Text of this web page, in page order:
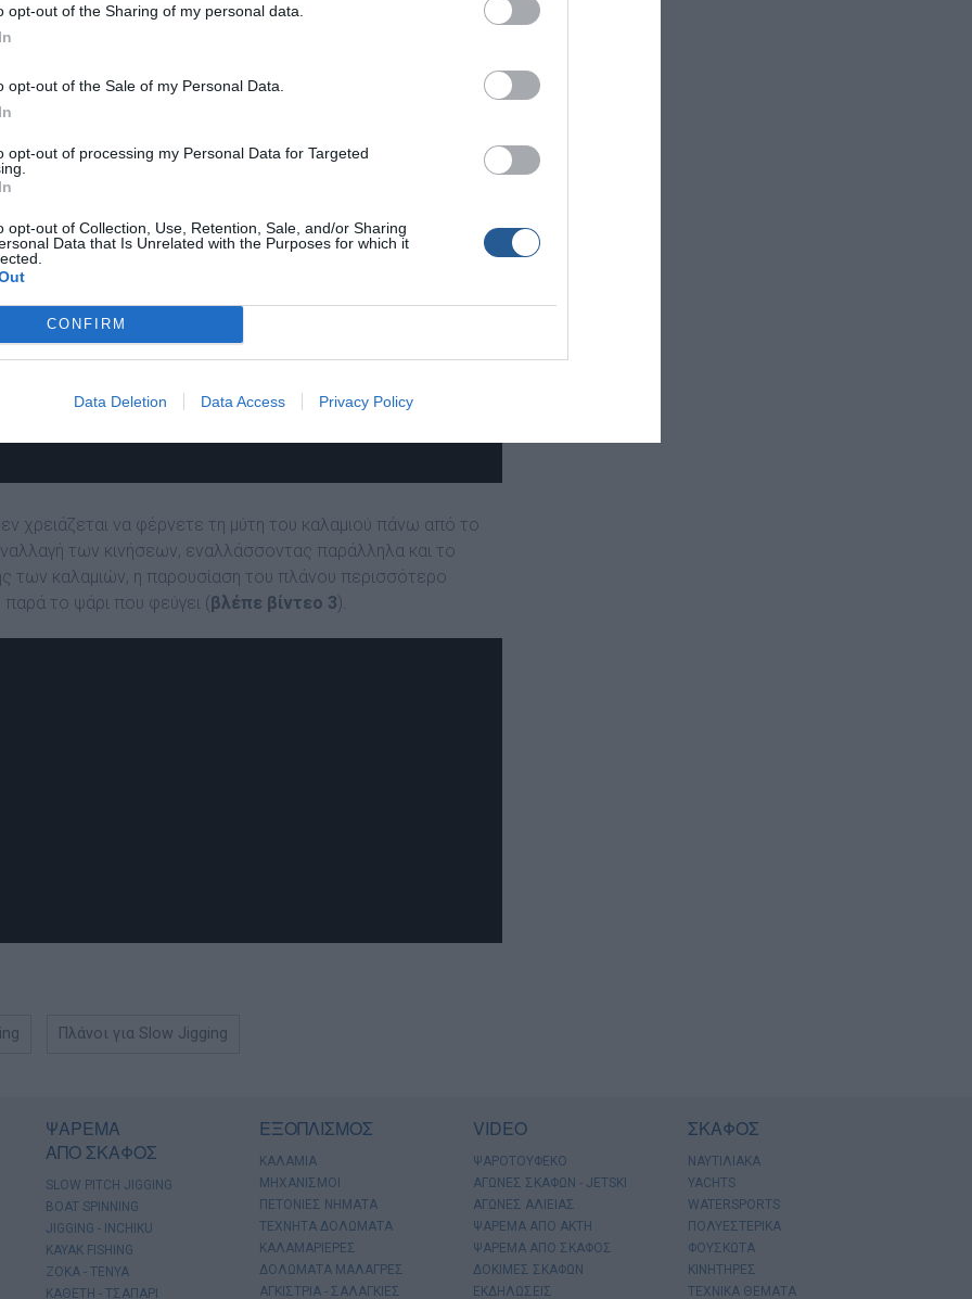
opt-out of the Sharing of my personal data.
opt-out of the Sale of my Personal Data.
opt-out of processing my Personal Data for Targeted
opt-out of Collection, Use, Retention, Sale, and/or Sharing
Data that Is Unrelated with the Purposes for which it
CONFIRM
Data Deletion Data Access Privacy Policy
μύτη του καλαμιού μου, ο οποίος έλεγχος δεν πρέπει να
συγχρονισμό των κινήσεων), πραγματοποιώ κινήσεις και
κατά το δοκούν. Αυτό γίνεται μέχρι ο πλάνος να σηκωθεί για
χρειάζεται να φέρνετε τη μύτη του καλαμιού πάνω από το
των κινήσεων, εναλλάσσοντας παράλληλα και το
των καλαμιών, η παρουσίαση του πλάνου περισσότερο
παρά το ψάρι που φεύγει (βλέπε βίντεο 3).
Πλάνοι για Slow Jigging
ΨΑΡΕΜΑ
ΑΠΟ ΣΚΑΦΟΣ
SLOW PITCH JIGGING
BOAT SPINNING
JIGGING - INCHIKU
KAYAK FISHING
ΖΟΚΑ - ΤΕΝΥΑ
ΚΑΘΕΤΗ - ΤΣΑΠΑΡΙ
ΕΞΟΠΛΙΣΜΟΣ
ΚΑΛΑΜΙΑ
ΜΗΧΑΝΙΣΜΟΙ
ΠΕΤΟΝΙΕΣ ΝΗΜΑΤΑ
ΤΕΧΝΗΤΑ ΔΟΛΩΜΑΤΑ
ΚΑΛΑΜΑΡΙΕΡΕΣ
ΔΟΛΩΜΑΤΑ ΜΑΛΑΓΡΕΣ
ΑΓΚΙΣΤΡΙΑ - ΣΑΛΑΓΚΙΕΣ
VIDEO
ΨΑΡΟΤΟΥΦΕΚΟ
ΑΓΩΝΕΣ ΣΚΑΦΩΝ - JETSKI
ΑΓΩΝΕΣ ΑΛΙΕΙΑΣ
ΨΑΡΕΜΑ ΑΠΟ ΑΚΤΗ
ΨΑΡΕΜΑ ΑΠΟ ΣΚΑΦΟΣ
ΔΟΚΙΜΕΣ ΣΚΑΦΩΝ
ΕΚΔΗΛΩΣΕΙΣ
ΣΚΑΦΟΣ
ΝΑΥΤΙΛΙΑΚΑ
YACHTS
WATERSPORTS
ΠΟΛΥΕΣΤΕΡΙΚΑ
ΦΟΥΣΚΩΤΑ
ΚΙΝΗΤΗΡΕΣ
ΤΕΧΝΙΚΑ ΘΕΜΑΤΑ